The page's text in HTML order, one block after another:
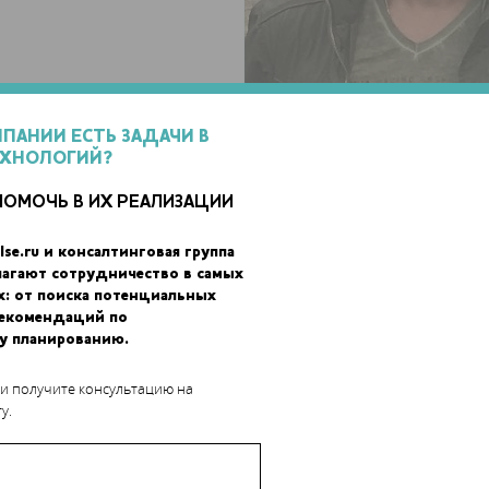
ЕСТЬ ЗАДАЧИ В
В ИХ РЕАЛИЗАЦИИ
и консалтинговая группа
сотрудничество в самых
от поиска потенциальных
по
планированию.
получите консультацию на
университета (БНТУ), работал в Объединенном
активный участник комплексных проектов технического
активно использовал преимущества инновационных
о чем свидетельствуют различные резонансные
программ по технологиям 3D-печати.